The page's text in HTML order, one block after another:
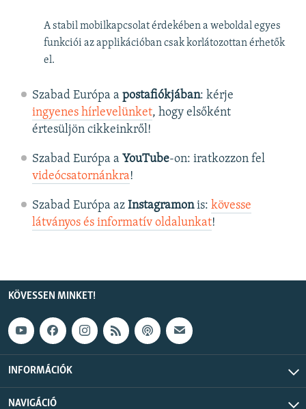
A stabil mobilkapcsolat érdekében a weboldal egyes
funkciói az applikációban csak korlátozottan érhetők
el.
Szabad Európa a postafiókjában: kérje
ingyenes hírlevelünket, hogy elsőként
értesüljön cikkeinkről!
Szabad Európa a YouTube-on: iratkozzon fel
videócsatornánkra!
Szabad Európa az Instagramonis: kövesse
látványos és informatív oldalunkat! ​
KÖVESSEN MINKET!
INFORMÁCIÓK
NAVIGÁCIÓ